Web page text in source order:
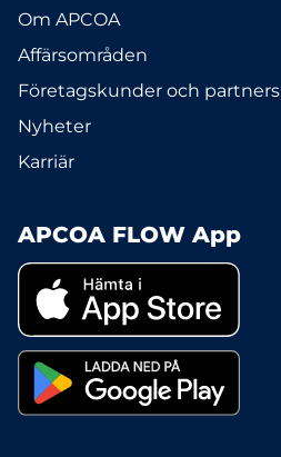
Om APCOA
Affärsområden
Företagskunder och partners
Nyheter
Karriär
APCOA FLOW App